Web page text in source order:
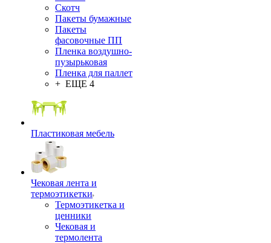
Скотч
Пакеты бумажные
Пакеты
фасовочные ПП
Пленка воздушно-
пузырьковая
Пленка для паллет
+ ЕЩЕ 4
Пластиковая мебель
Чековая лента и
термоэтикетки
Термоэтикетка и
ценники
Чековая и
термолента